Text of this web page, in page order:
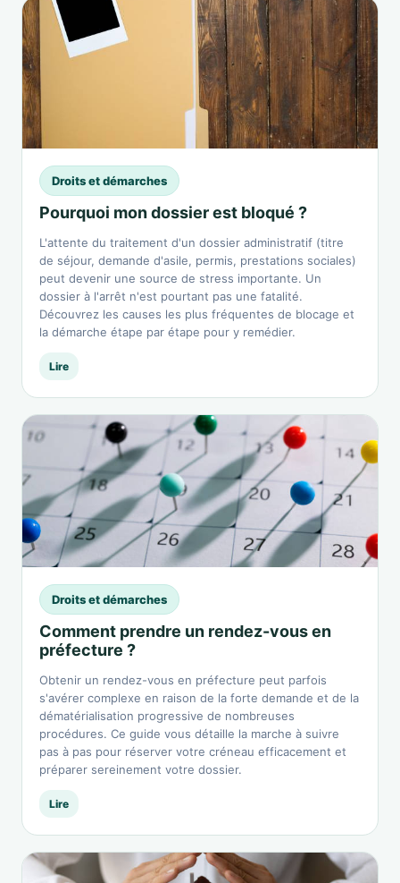
Droits et démarches
Pourquoi mon dossier est bloqué ?
L'attente du traitement d'un dossier administratif (titre
de séjour, demande d'asile, permis, prestations sociales)
peut devenir une source de stress importante. Un
dossier à l'arrêt n'est pourtant pas une fatalité.
Découvrez les causes les plus fréquentes de blocage et
la démarche étape par étape pour y remédier.
Lire
Droits et démarches
Comment prendre un rendez-vous en
préfecture ?
Obtenir un rendez-vous en préfecture peut parfois
s'avérer complexe en raison de la forte demande et de la
dématérialisation progressive de nombreuses
procédures. Ce guide vous détaille la marche à suivre
pas à pas pour réserver votre créneau efficacement et
préparer sereinement votre dossier.
Lire